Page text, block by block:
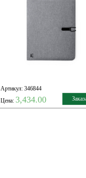
Артикул: 346844
Цена: 3,434.00